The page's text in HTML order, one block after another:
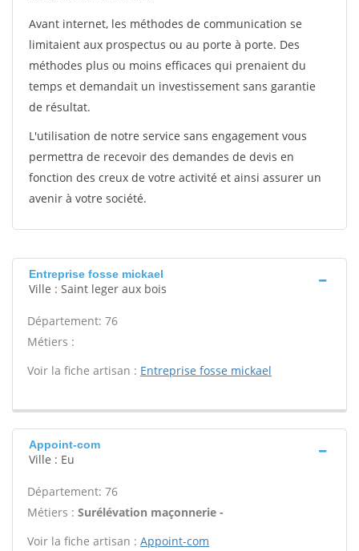
Avant internet, les méthodes de communication se
limitaient aux prospectus ou au porte à porte. Des
méthodes plus ou moins efficaces qui prenaient du
temps et demandait un investissement sans garantie
de résultat.
L'utilisation de notre service sans engagement vous
permettra de recevoir des demandes de devis en
fonction des creux de votre activité et ainsi assurer un
avenir à votre société.
Entreprise fosse mickael
Ville : Saint leger aux bois
Département: 76
Métiers :
Voir la fiche artisan : Entreprise fosse mickael
Appoint-com
Ville : Eu
Département: 76
Métiers : Surélévation maçonnerie -
Voir la fiche artisan : Appoint-com